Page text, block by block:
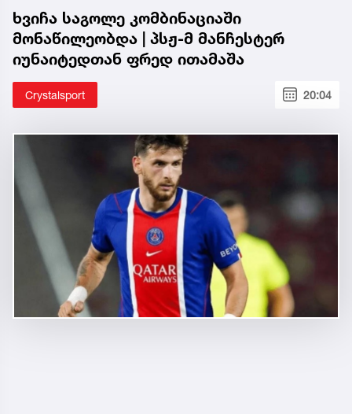
ხვიჩა საგოლე კომბინაციაში
მონაწილეობდა | პსჟ-მ მანჩესტერ
იუნაიტედთან ფრედ ითამაშა
Crystalsport 20:04